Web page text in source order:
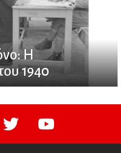
Η
1940
twitter